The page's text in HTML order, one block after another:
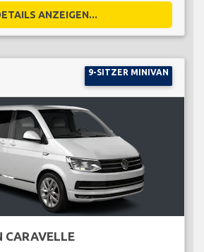
ANZEIGEN...
9-SITZER MINIVAN
CARAVELLE